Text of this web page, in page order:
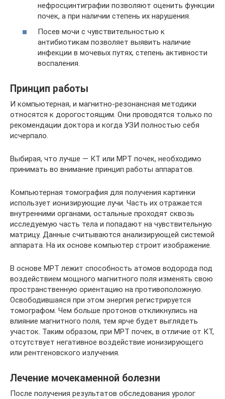
нефросцинтиграфии позволяют оценить функции
почек, а при наличии степень их нарушения.
Посев мочи с чувствительностью к
антибиотикам позволяет выявить наличие
инфекции в мочевых путях, степень активности
воспаления.
Принцип работы
И компьютерная, и магнитно-резонансная методики
относятся к дорогостоящим. Они проводятся только по
рекомендации доктора и когда УЗИ полностью себя
исчерпало.
Выбирая, что лучше — КТ или МРТ почек, необходимо
принимать во внимание принцип работы аппаратов.
Компьютерная томография для получения картинки
использует ионизирующие лучи. Часть их отражается
внутренними органами, остальные проходят сквозь
исследуемую часть тела и попадают на чувствительную
матрицу. Данные считываются анализирующей системой
аппарата. На их основе компьютер строит изображение.
В основе МРТ лежит способность атомов водорода под
воздействием мощного магнитного поля изменять свою
пространственную ориентацию на противоположную.
Освободившаяся при этом энергия регистрируется
томографом. Чем больше протонов откликнулись на
влияние магнитного поля, тем ярче будет выглядеть
участок. Таким образом, при МРТ почек, в отличие от КТ,
отсутствует негативное воздействие ионизирующего
или рентгеновского излучения.
Лечение мочекаменной болезни
После получения результатов обследования уролог